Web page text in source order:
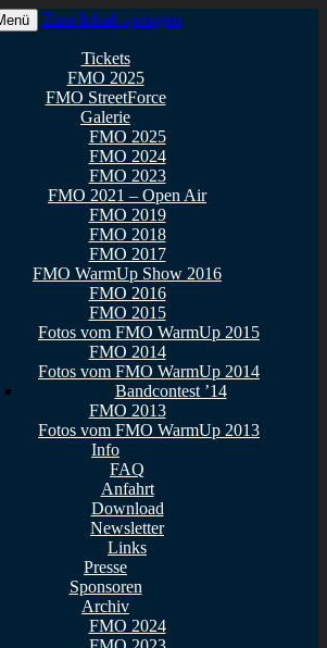
– 13. FMO
Zum Inhalt springen
Tickets
FMO 2025
FMO StreetForce
Galerie
FMO 2025
FMO 2024
FMO 2023
FMO 2021 – Open Air
FMO 2019
FMO 2018
FMO 2017
FMO WarmUp Show 2016
FMO 2016
FMO 2015
Fotos vom FMO WarmUp 2015
FMO 2014
Fotos vom FMO WarmUp 2014
Bandcontest ’14
FMO 2013
Fotos vom FMO WarmUp 2013
Info
FAQ
Anfahrt
Download
Newsletter
Links
Presse
Sponsoren
Archiv
FMO 2024